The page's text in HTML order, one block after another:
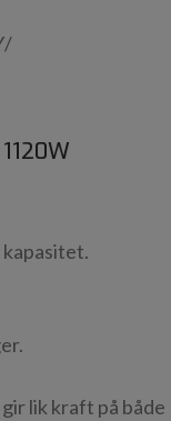
/
lik kraft på både